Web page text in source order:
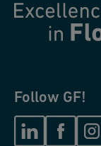
Follow GF!